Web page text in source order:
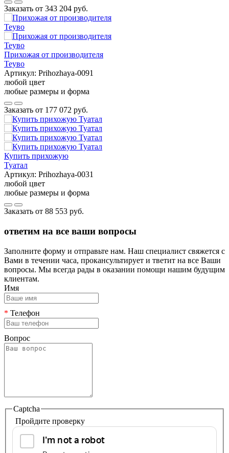
Заказать от 343 204 руб.
Прихожая от производителя
Теуво
Артикул: Prihozhaya-0091
любой цвет
любые размеры и форма
Заказать от 177 072 руб.
Купить прихожую
Туатал
Артикул: Prihozhaya-0031
любой цвет
любые размеры и форма
Заказать от 88 553 руб.
ответим на все ваши вопросы
Заполните форму и отправьте нам. Наш специалист свяжется с
Вами в течении часа, прокансультирует и тветит на все Ваши
вопросы. Мы всегда рады в оказании помощи нашим будущим
клиентам.
Имя
* Телефон
Вопрос
Captcha
Пройдите проверку